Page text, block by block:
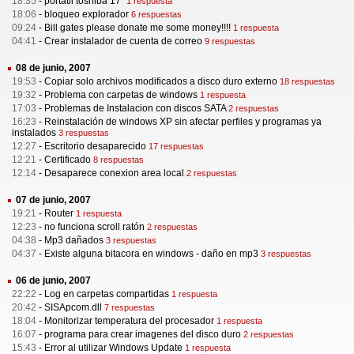
18:06 - bloqueo explorador 6 respuestas
09:24 - Bill gates please donate me some money!!!! 1 respuesta
04:41 - Crear instalador de cuenta de correo 9 respuestas
08 de junio, 2007
19:53 - Copiar solo archivos modificados a disco duro externo 18 respuestas
19:32 - Problema con carpetas de windows 1 respuesta
17:03 - Problemas de Instalacion con discos SATA 2 respuestas
16:23 - Reinstalación de windows XP sin afectar perfiles y programas ya
instalados 3 respuestas
12:27 - Escritorio desaparecido 17 respuestas
12:21 - Certificado 8 respuestas
12:14 - Desaparece conexion area local 2 respuestas
07 de junio, 2007
19:21 - Router 1 respuesta
12:23 - no funciona scroll ratón 2 respuestas
04:38 - Mp3 dañados 3 respuestas
04:37 - Existe alguna bitacora en windows - daño en mp3 3 respuestas
06 de junio, 2007
22:22 - Log en carpetas compartidas 1 respuesta
20:42 - SISApcom.dll 7 respuestas
18:04 - Monitorizar temperatura del procesador 1 respuesta
16:07 - programa para crear imagenes del disco duro 2 respuestas
15:43 - Error al utilizar Windows Update 1 respuesta